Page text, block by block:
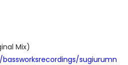
Mix)
sugiurumn